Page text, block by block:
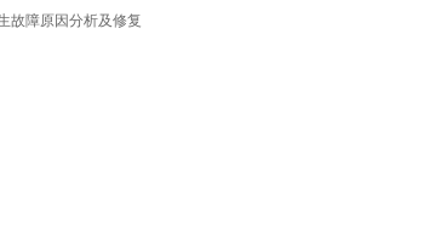
故障原因分析及修复